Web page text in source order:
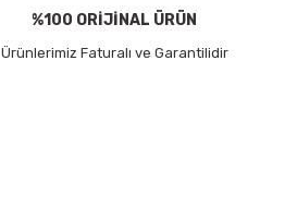
%100 ORİJİNAL ÜRÜN
Ürünlerimiz Faturalı ve Garantilidir